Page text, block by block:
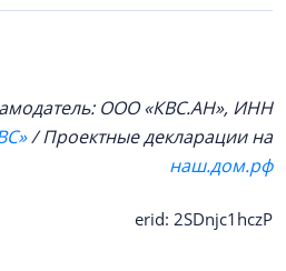
ООО «КВС.АН», ИНН
/ Проектные декларации на
наш.дом.рф
erid: 2SDnjc1hczP